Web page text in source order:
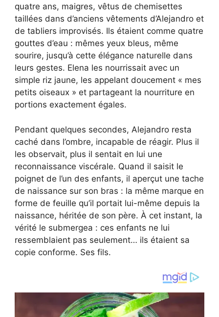
quatre ans, maigres, vêtus de chemisettes
taillées dans d’anciens vêtements d’Alejandro et
de tabliers improvisés. Ils étaient comme quatre
gouttes d’eau : mêmes yeux bleus, même
sourire, jusqu’à cette élégance naturelle dans
leurs gestes. Elena les nourrissait avec un
simple riz jaune, les appelant doucement « mes
petits oiseaux » et partageant la nourriture en
portions exactement égales.
Pendant quelques secondes, Alejandro resta
caché dans l’ombre, incapable de réagir. Plus il
les observait, plus il sentait en lui une
reconnaissance viscérale. Quand il saisit le
poignet de l’un des enfants, il aperçut une tache
de naissance sur son bras : la même marque en
forme de feuille qu’il portait lui-même depuis la
naissance, héritée de son père. À cet instant, la
vérité le submergea : ces enfants ne lui
ressemblaient pas seulement… ils étaient sa
copie conforme. Ses fils.